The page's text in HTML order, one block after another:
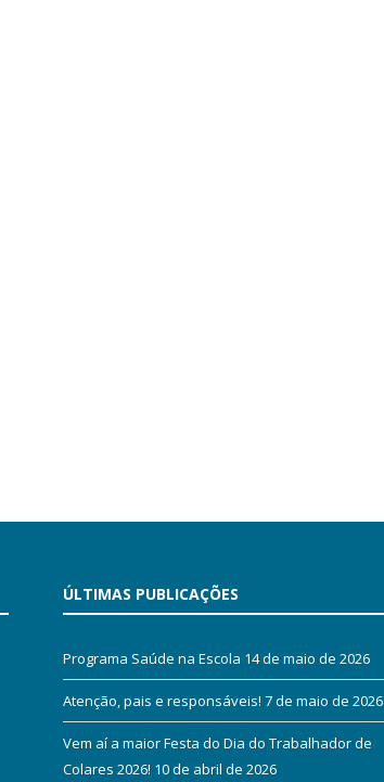
ÚLTIMAS PUBLICAÇÕES
Programa Saúde na Escola 14 de maio de 2026
Atenção, pais e responsáveis! 7 de maio de 2026
Vem aí a maior Festa do Dia do Trabalhador de
Colares 2026! 10 de abril de 2026